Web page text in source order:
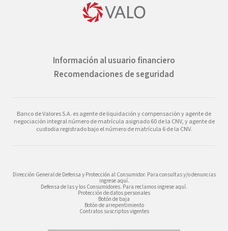
Información al usuario financiero
Recomendaciones de seguridad
Banco de Valores S.A. es agente de liquidación y compensación y agente de
negociación integral número de matrícula asignado 60 de la CNV, y agente de
custodia registrado bajo el número de matrícula 6 de la CNV.
Dirección General de Defensa y Protección al Consumidor. Para consultas y/o denuncias
ingrese aquí.
Defensa de las y los Consumidores. Para reclamos ingrese aquí.
Protección de datos personales
Botón de baja
Botón de arrepentimiento
Contratos suscriptos vigentes